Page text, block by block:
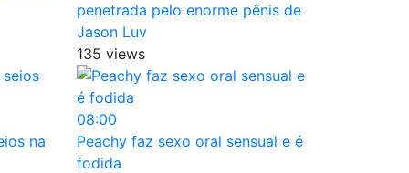
penetrada pelo enorme pênis de
Jason Luv
135 views
na
08:00
Peachy faz sexo oral sensual e é
fodida